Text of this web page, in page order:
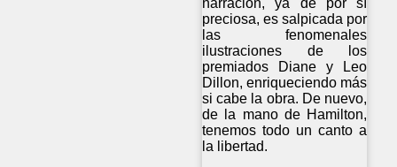
preciosa, es salpicada por
las fenomenales
ilustraciones de los
premiados Diane y Leo
Dillon, enriqueciendo más
si cabe la obra. De nuevo,
de la mano de Hamilton,
tenemos todo un canto a
la libertad.